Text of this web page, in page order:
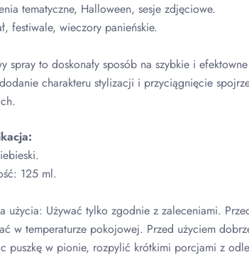
tematyczne, Halloween, sesje zdjęciowe.
festiwale, wieczory panieńskie.
spray to doskonały sposób na szybkie i
charakteru stylizacji i przyciągnięcie
125 ml.
użycia: Używać tylko zgodnie z zaleceniami.
w temperaturze pokojowej. Przed użyciem
puszkę w pionie, rozpylić krótkimi porcjami z